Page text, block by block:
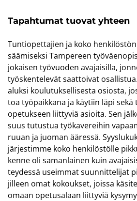
Ta­pah­tu­mat tuo­vat yh­teen
Tun­tio­pet­ta­jien ja koko
sää­mi­sek­si Tam­pe­reen
jo­kai­sen työ­vuo­den ava­jai­sil­la,
työs­ken­te­le­vät saat­toi­vat
aluk­si kou­lu­tuk­sel­li­ses­ta osios­ta,
toa työ­paik­ka­na ja käy­tiin läpi
ope­tuk­seen liit­ty­viä asioi­ta. Sen
suus tu­tus­tua työ­ka­ve­rei­hin
ruuan ja juo­man ää­res­sä.
jär­jes­tim­me koko hen­ki­lös­töl­le
ken­ne oli sa­man­lai­nen kuin
tey­des­sä useim­mat suun­nit­te­li­jat
jil­leen omat ko­kouk­set, jois­sa
omaan ope­tusa­laan liit­ty­viä